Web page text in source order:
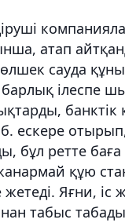
атап
сауда
ілеспе
банктік
ескере
бұл ретте баға
құю
жетеді. Яғни,
табыс